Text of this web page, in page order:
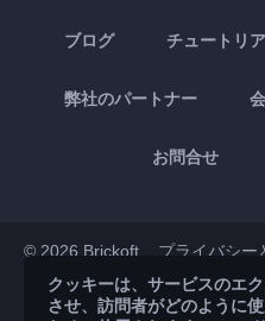
ブログ チュートリ
弊社のパートナー
お問合せ
© 2026 Brickoft プライバシー
App Store
クッキーは、サービスのエ
させ、訪問者がどのように